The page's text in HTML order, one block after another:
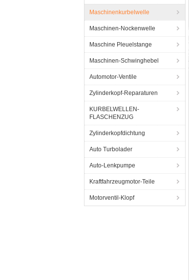
Maschinenkurbelwelle
Maschinen-Nockenwelle
Maschine Pleuelstange
Maschinen-Schwinghebel
Automotor-Ventile
Zylinderkopf-Reparaturen
KURBELWELLEN-
FLASCHENZUG
Zylinderkopfdichtung
Auto Turbolader
Auto-Lenkpumpe
Kraftfahrzeugmotor-Teile
Motorventil-Klopf